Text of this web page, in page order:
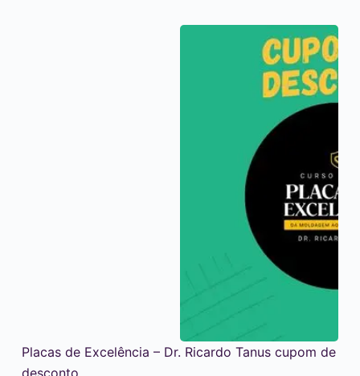
Placas de Excelência – Dr. Ricardo Tanus cupom de